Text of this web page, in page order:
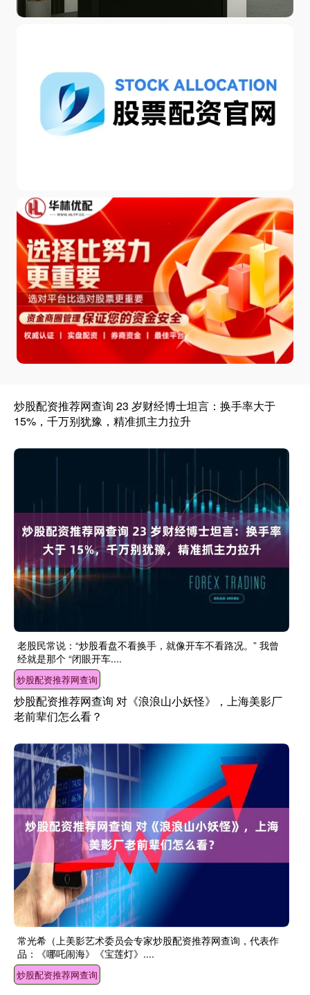
炒股配资推荐网查询 23 岁财经博士坦言：换手率大于
15%，千万别犹豫，精准抓主力拉升
老股民常说：“炒股看盘不看换手，就像开车不看路况。” 我曾
经就是那个 “闭眼开车....
炒股配资推荐网查询
炒股配资推荐网查询 对《浪浪山小妖怪》，上海美影厂
老前辈们怎么看？
常光希（上美影艺术委员会专家炒股配资推荐网查询，代表作
品：《哪吒闹海》《宝莲灯》....
炒股配资推荐网查询